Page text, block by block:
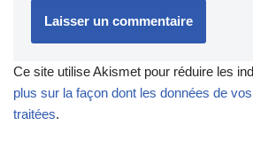
Ce site utilise Akismet pour réduire les
plus sur la façon dont les données de
traitées.